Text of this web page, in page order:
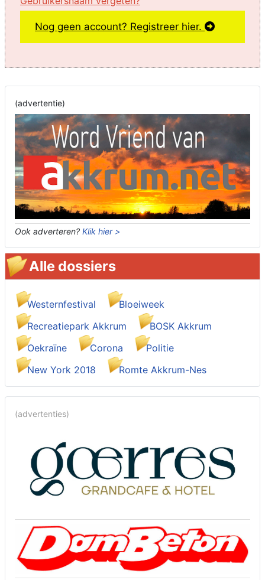
Nog geen account? Registreer hier.
(advertentie)
Ook adverteren? Klik hier >
Alle dossiers
Westernfestival
Bloeiweek
Recreatiepark Akkrum
BOSK Akkrum
Oekraïne
Corona
Politie
New York 2018
Romte Akkrum-Nes
(advertenties)